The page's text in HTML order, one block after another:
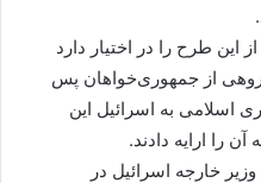
این طرح را در اختیار دارد
از جمهوری‌خواهان پس
اسلامی به اسرائیل این
را ارایه دادند.
وزیر خارجه اسرائیل در